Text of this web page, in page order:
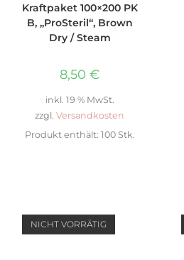
Kraftpaket 100×200 PK
B, „ProSteril“, Brown
Dry / Steam
8,50 €
inkl. 19 % MwSt.
zzgl. Versandkosten
Produkt enthält: 100 Stk.
NICHT VORRÄTIG